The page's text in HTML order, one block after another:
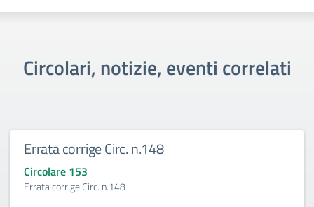
Circolari, notizie, eventi correlati
Errata corrige Circ. n.148
Circolare 153
Errata corrige Circ. n.148